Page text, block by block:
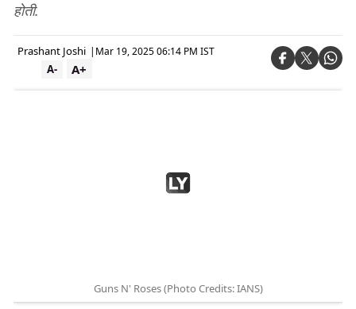
होती.
Prashant Joshi | Mar 19, 2025 06:14 PM IST
A+
A-
Guns N' Roses (Photo Credits: IANS)